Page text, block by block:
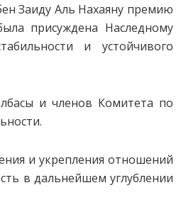
Заиду Аль Нахаяну премию
присуждена Наследному
и устойчивого
и членов Комитета по
и укрепления отношений
в дальнейшем углублении